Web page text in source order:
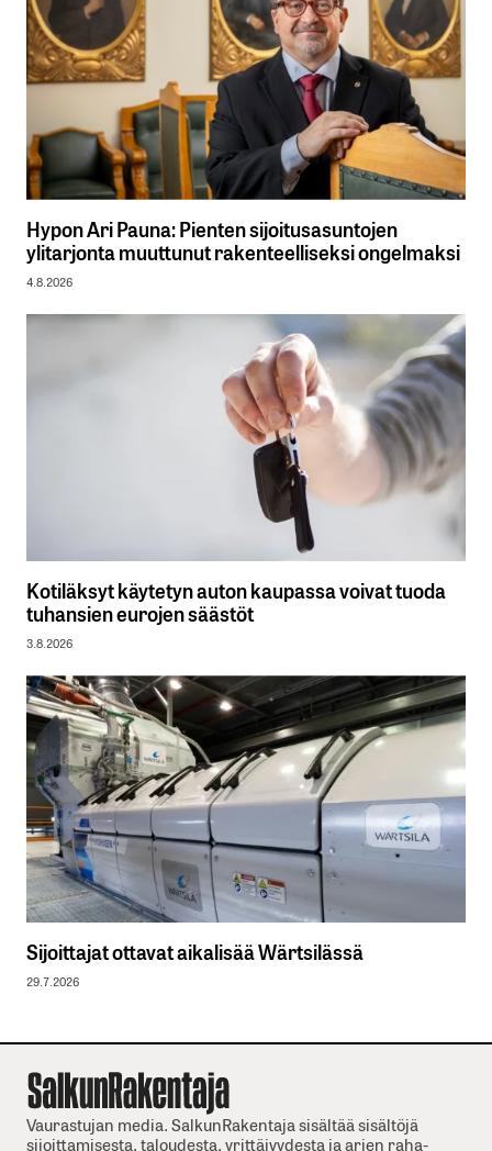
Hypon Ari Pauna: Pienten sijoitusasuntojen
ylitarjonta muuttunut rakenteelliseksi ongelmaksi
4.8.2026
Kotiläksyt käytetyn auton kaupassa voivat tuoda
tuhansien eurojen säästöt
3.8.2026
Sijoittajat ottavat aikalisää Wärtsilässä
29.7.2026
Vaurastujan media. SalkunRakentaja sisältää sisältöjä
sijoittamisesta, taloudesta, yrittäjyydesta ja arjen raha-